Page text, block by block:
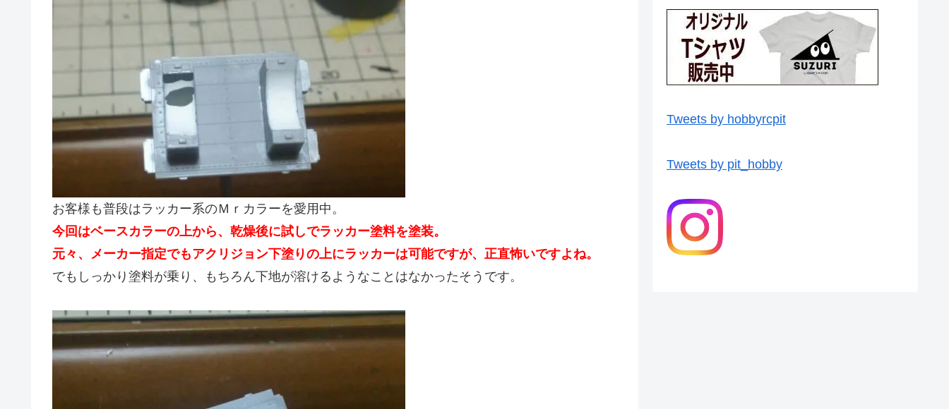
お客様も普段はラッカー系のＭｒカラーを愛用中。
今回はベースカラーの上から、乾燥後に試しでラッカー塗料を塗装。
元々、メーカー指定でもアクリジョン下塗りの上にラッカーは可能ですが、正直怖いですよね。
でもしっかり塗料が乗り、もちろん下地が溶けるようなことはなかったそうです。
Tweets by hobbyrcpit
Tweets by pit_hobby